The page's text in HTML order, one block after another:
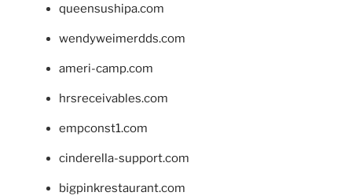
queensushipa.com
wendyweimerdds.com
ameri-camp.com
hrsreceivables.com
empconst1.com
cinderella-support.com
bigpinkrestaurant.com